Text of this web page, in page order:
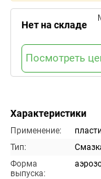
Характеристики
Применение:
Тип:
Форма
выпуска:
Нет на складе
Посмотреть